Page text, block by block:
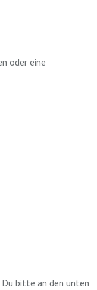
oder eine
bitte an den unten